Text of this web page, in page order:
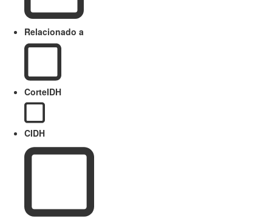
Relacionado a
CorteIDH
CIDH